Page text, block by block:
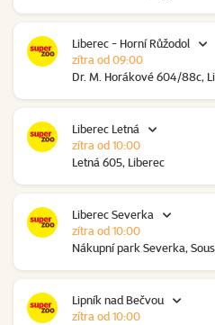
Liberec - Horní Růžodol
Dr. M. Horákové 604/88c,
zítra od 09:00
Liberec Letná
Letná 605, Liberec
zítra od 10:00
Liberec Severka
Nákupní park Severka,
zítra od 10:00
Lipník nad Bečvou
zítra od 10:00